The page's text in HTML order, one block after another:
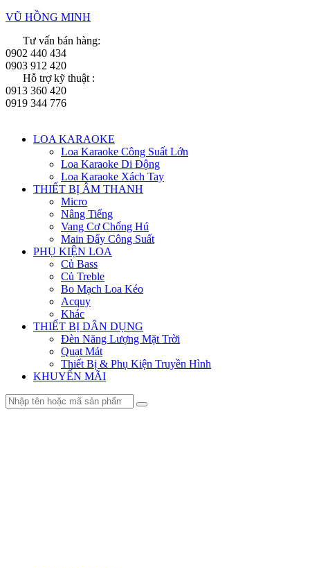
VŨ HỒNG MINH
Tư vấn bán hàng:
0902 440 434
0903 912 420
Hỗ trợ kỹ thuật :
0913 360 420
0919 344 776
Menu
LOA KARAOKE
Loa Karaoke Công Suất Lớn
Loa Karaoke Di Động
Loa Karaoke Xách Tay
THIẾT BỊ ÂM THANH
Micro
Nâng Tiếng
Vang Cơ Chống Hú
Main Đẩy Công Suất
PHỤ KIỆN LOA
Củ Bass
Củ Treble
Bo Mạch Loa Kéo
Acquy
Khác
THIẾT BỊ DÂN DỤNG
Đèn Năng Lượng Mặt Trời
Quạt Mát
Thiết Bị & Phụ Kiện Truyền Hình
KHUYẾN MÃI